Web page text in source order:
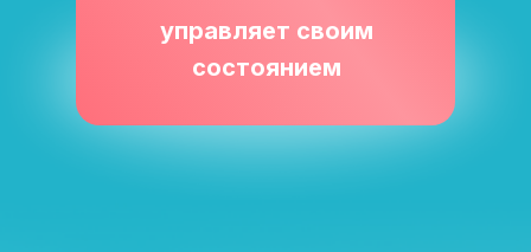
управляет своим
состоянием